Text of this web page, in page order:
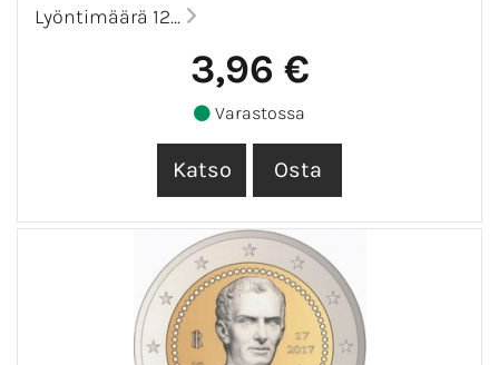
Lyöntimäärä 12...
3,96 €
Varastossa